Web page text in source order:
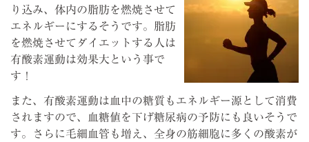
り込み、体内の脂肪を燃焼させて
エネルギーにするそうです。脂肪
を燃焼させてダイエットする人は
有酸素運動は効果大という事で
す！
また、有酸素運動は血中の糖質もエネルギー源として消費
されますので、血糖値を下げ糖尿病の予防にも良いそうで
す。さらに毛細血管も増え、全身の筋細胞に多くの酸素が